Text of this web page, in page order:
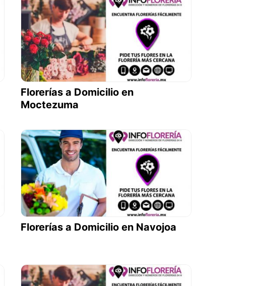
Florerías a Domicilio en
Moctezuma
Florerías a Domicilio en Navojoa